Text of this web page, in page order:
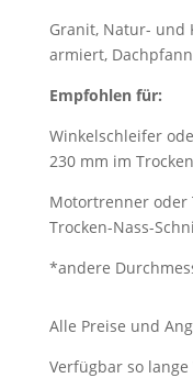
Granit, Natur- und
armiert,
Empfohlen für:
Winkelschleifer
230 mm im
Motortrenner oder
Trocken-Nass-
*andere
Alle Preise und
Verfügbar so